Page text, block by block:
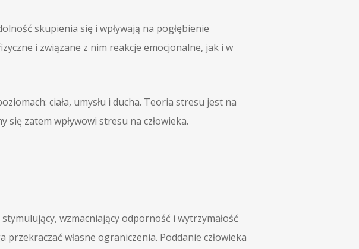
skupienia się i wpływają na pogłębienie
i związane z nim reakcje emocjonalne, jak i w
ciała, umysłu i ducha. Teoria stresu jest na
się zatem wpływowi stresu na człowieka.
wzmacniający odporność i wytrzymałość
własne ograniczenia. Poddanie człowieka